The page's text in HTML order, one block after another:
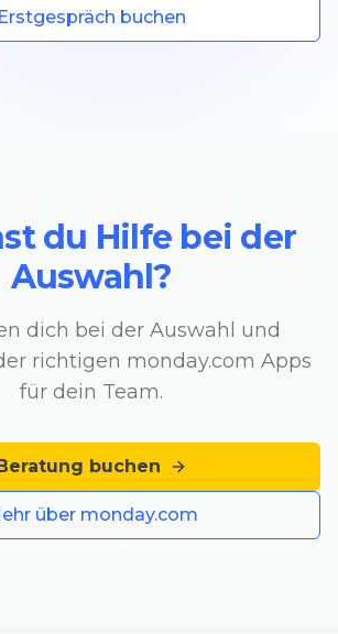
Erstgespräch buchen
du Hilfe bei der
Auswahl?
dich bei der Auswahl und
richtigen monday.com Apps
für dein Team.
buchen
über monday.com